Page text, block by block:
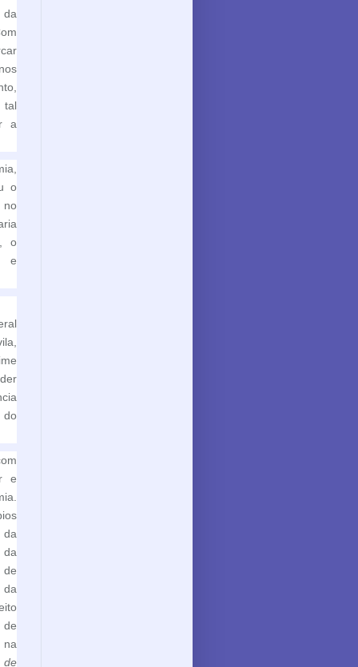
da
tal
a
o
no
o
e
do
e
de
de
na
de